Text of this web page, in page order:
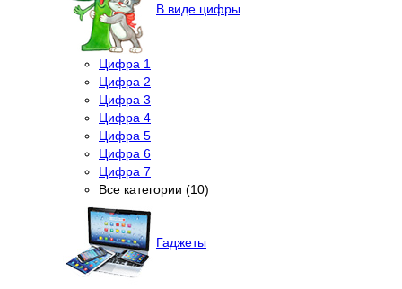
В виде цифры
Цифра 1
Цифра 2
Цифра 3
Цифра 4
Цифра 5
Цифра 6
Цифра 7
Все категории (10)
Гаджеты